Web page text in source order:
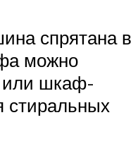
спрятана в
можно
или шкаф-
стиральных